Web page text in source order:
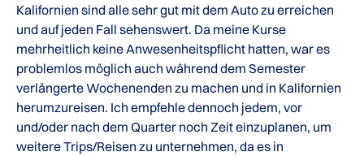
Kalifornien sind alle sehr gut mit dem Auto zu erreichen
und auf jeden Fall sehenswert. Da meine Kurse
mehrheitlich keine Anwesenheitspflicht hatten, war es
problemlos möglich auch während dem Semester
verlängerte Wochenenden zu machen und in Kalifornien
herumzureisen. Ich empfehle dennoch jedem, vor
und/oder nach dem Quarter noch Zeit einzuplanen, um
weitere Trips/Reisen zu unternehmen, da es in